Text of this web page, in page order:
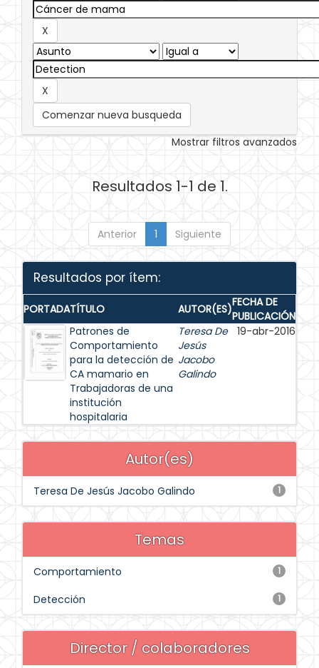
Comenzar nueva busqueda
Mostrar filtros avanzados
Resultados 1-1 de 1.
Anterior 1 Siguiente
Resultados por ítem:
PORTADATÍTULO AUTOR(ES)FECHA DE
PUBLICACIÓN
Patrones de
Comportamiento
para la detección de
CA mamario en
Trabajadoras de una
institución
hospitalaria
Teresa De
Jesús
Jacobo
Galindo
19-abr-2016
Autor(es)
1
Teresa De Jesús Jacobo Galindo
Temas
1
Comportamiento
1
Detección
Director / colaboradores